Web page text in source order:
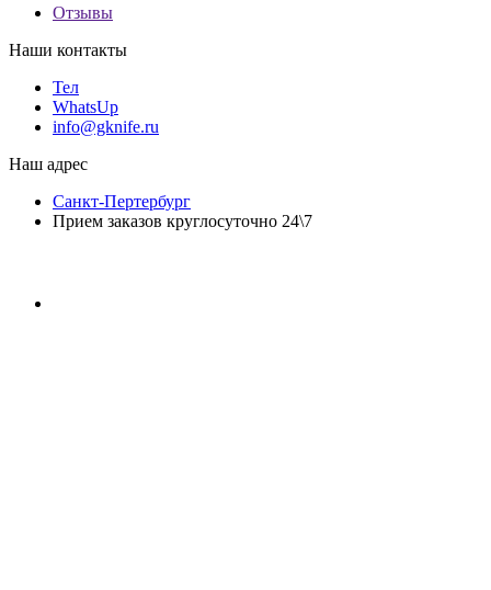
Отзывы
Наши контакты
Тел
WhatsUp
info@gknife.ru
Наш адрес
Санкт-Пертербург
Прием заказов круглосуточно 24\7